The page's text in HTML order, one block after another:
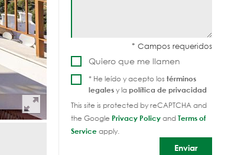
Quiero que me llamen
* He leído y acepto los términos
legalesy lapolítica de privacidad
This site is protected by reCAPTCHA and
the Google Privacy PolicyandTerms of
Serviceapply.